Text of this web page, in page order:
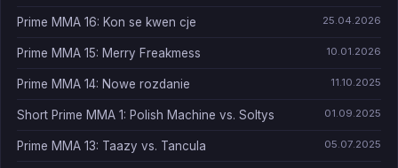
Prime MMA 16: Kon se kwen cje 25.04.2026
Prime MMA 15: Merry Freakmess 10.01.2026
Prime MMA 14: Nowe rozdanie 11.10.2025
Short Prime MMA 1: Polish Machine vs. Soltys 01.09.2025
Prime MMA 13: Taazy vs. Tancula 05.07.2025